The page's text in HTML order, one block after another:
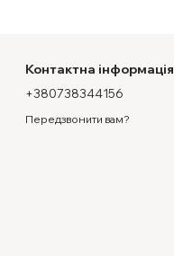
Контактна інформація
+380738344156
Передзвонити вам?